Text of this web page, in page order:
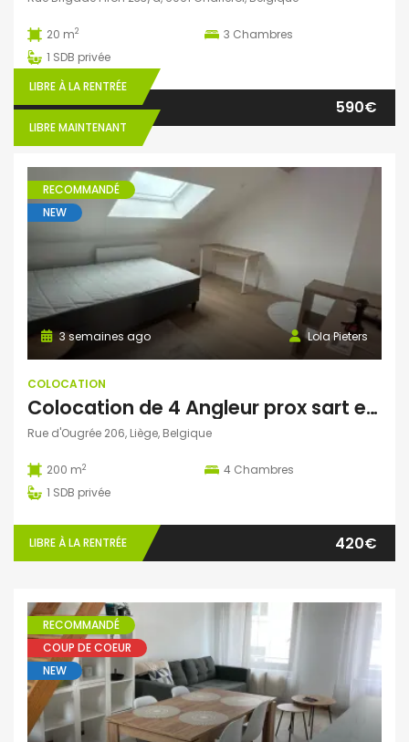
20 m2 3 Chambres
1 SDB privée
LIBRE À LA RENTRÉE
LIBRE MAINTENANT
590€
RECOMMANDÉ
NEW
Lola Pieters
3 semaines ago
COLOCATION
Colocation de 4 Angleur prox sart et helmo
Rue d'Ougrée 206, Liège, Belgique
200 m2 4 Chambres
1 SDB privée
LIBRE À LA RENTRÉE 420€
RECOMMANDÉ
COUP DE COEUR
NEW